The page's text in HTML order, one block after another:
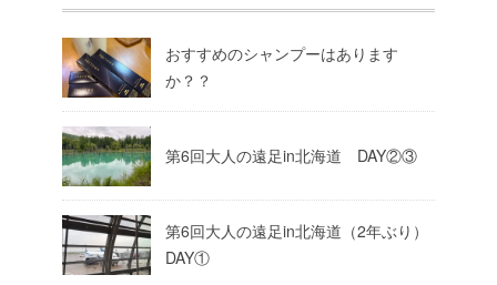
おすすめのシャンプーはあります
か？？
第6回大人の遠足in北海道 DAY②③
第6回大人の遠足in北海道（2年ぶり）
DAY①